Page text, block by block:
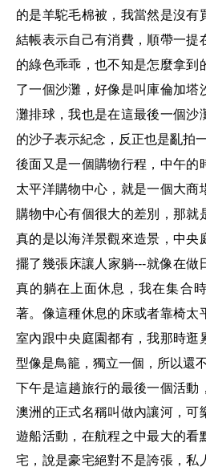
的是羊駝毛棉被 ， 我當然是沒有
結帳表示自己有消費 ， 順帶一提
的綠色乖乖 ，也不知是怎麼拿到
了一個沙灘，好像是叫庫倫加塔
灘排球，我也是在這最後一個沙
的沙子表示紀念，反正也是亂拍一
後面又是一個購物行程 ， 中午的
太平洋購物中心 ， 就是一個大商
購物中心有個很大的差別 ，那就
真的是以海洋景觀來造景 ，中央
擺了幾張床讓人家躺---就像在做
真的躺在上面休息，我在集合
著。像這種休息的床或者靠椅太
室內跟中央庭園都有，我那時逛
型像是鳥籠，獨立一個，所以還
下午是這趟旅行的最後一個活動
澳洲的正式名稱叫做內讓河，可
遊船活動，在航程之中最大的看
宅，說是豪宅絕對不是誇張，私